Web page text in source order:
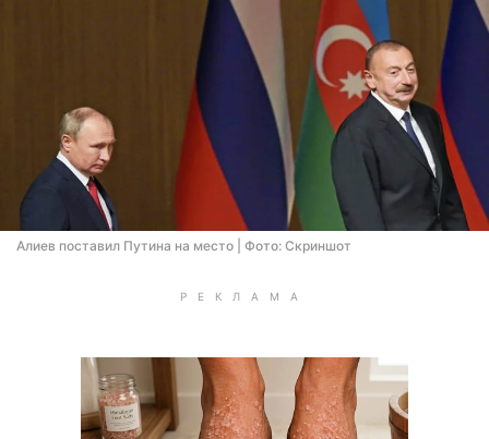
Алиев поставил Путина на место | Фото: Скриншот